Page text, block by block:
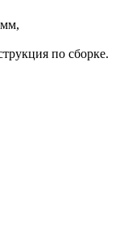
по сборке.